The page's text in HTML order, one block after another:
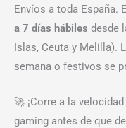
Envíos a toda España.
a 7 días hábiles desde
Islas, Ceuta y Melilla).
semana o festivos se
🚀 ¡Corre a la
gaming antes de que